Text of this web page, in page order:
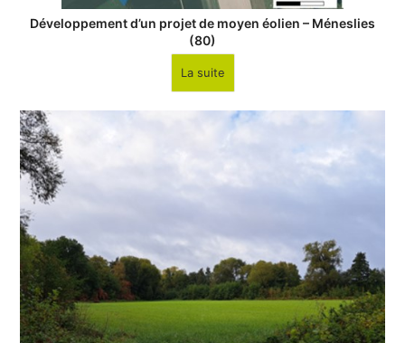
Développement d’un projet de moyen éolien – Méneslies
(80)
La suite